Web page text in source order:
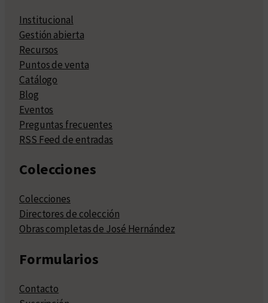
Institucional
Gestión abierta
Recursos
Puntos de venta
Catálogo
Blog
Eventos
Preguntas frecuentes
RSS Feed de entradas
Colecciones
Colecciones
Directores de colección
Obras completas de José Hernández
Formularios
Contacto